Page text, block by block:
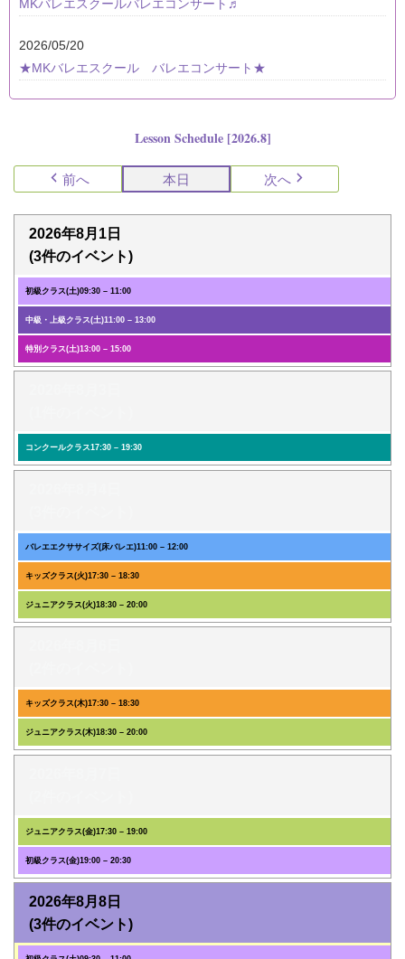
MKバレエスクールバレエコンサート♬
2026/05/20
★MKバレエスクール バレエコンサート★
Lesson Schedule [2026.8]
前へ 本日 次へ
2026年8月1日
(3件のイベント)
初級クラス(土)09:30 – 11:00
中級・上級クラス(土)11:00 – 13:00
特別クラス(土)13:00 – 15:00
コンクールクラス17:30 – 19:30
バレエエクササイズ(床バレエ)11:00 – 12:00
キッズクラス(火)17:30 – 18:30
ジュニアクラス(火)18:30 – 20:00
キッズクラス(木)17:30 – 18:30
ジュニアクラス(木)18:30 – 20:00
ジュニアクラス(金)17:30 – 19:00
初級クラス(金)19:00 – 20:30
2026年8月8日
(3件のイベント)